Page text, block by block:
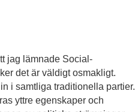
jag lämnade Social­
det är väldigt osmakligt.
i samtliga traditionella partier.
yttre egenskaper och